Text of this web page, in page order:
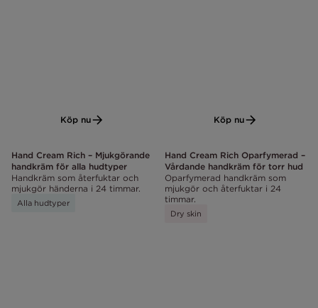
Köp nu
Hand Cream Rich – Mjukgörande
handkräm för alla hudtyper
Handkräm som återfuktar och
mjukgör händerna i 24 timmar.
Alla hudtyper
Köp nu
Hand Cream Rich Oparfymerad –
Vårdande handkräm för torr hud
Oparfymerad handkräm som
mjukgör och återfuktar i 24
timmar.
Dry skin